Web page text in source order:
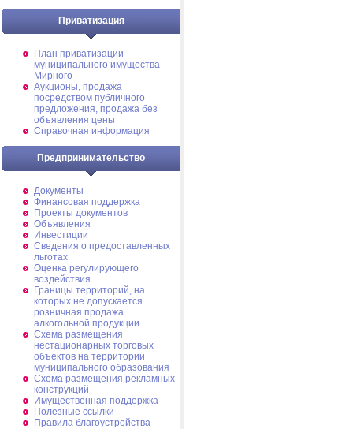
Приватизация
План приватизации
муниципального имущества
Мирного
Аукционы, продажа
посредством публичного
предложения, продажа без
объявления цены
Справочная информация
Предпринимательство
Документы
Финансовая поддержка
Проекты документов
Объявления
Инвестиции
Сведения о предоставленных
льготах
Оценка регулирующего
воздействия
Границы территорий, на
которых не допускается
розничная продажа
алкогольной продукции
Схема размещения
нестационарных торговых
объектов на территории
муниципального образования
Схема размещения рекламных
конструкций
Имущественная поддержка
Полезные ссылки
Правила благоустройства